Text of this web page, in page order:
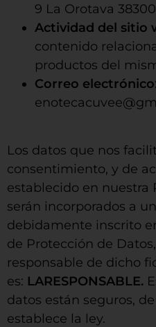
9 La Orotava 38300
Actividad del sitio
contenido
productos del
Correo electrónico:
Los datos que nos
consentimiento, y de
establecido en nuestra
serán incorporados a
debidamente inscrito
de Protección de
responsable de dicho
es: LARESPONSABLE.
datos están seguros,
establece la ley.